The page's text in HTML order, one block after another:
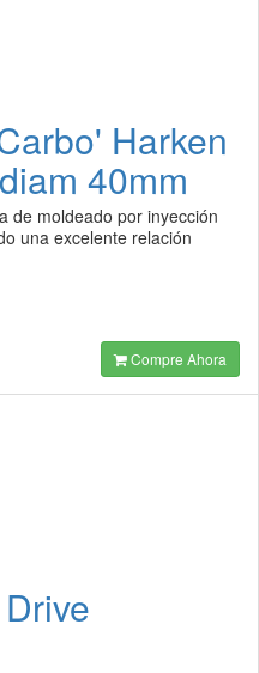
Harken
40mm
de moldeado por inyección
una excelente relación
Compre Ahora